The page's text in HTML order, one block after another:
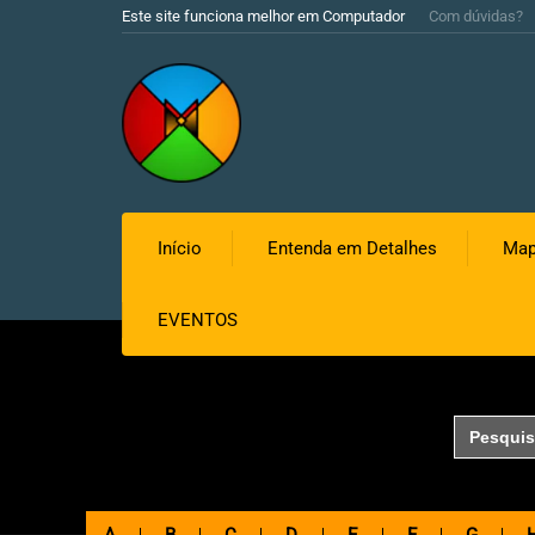
Este site funciona melhor em Computador Com dúvidas?
Início Entenda em Detalhes
EVENTOS
Search
for: